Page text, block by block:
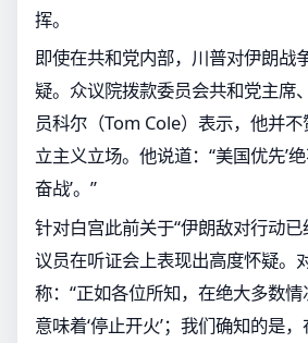
挥。
即使在共和党内部，川普对伊朗战
疑。众议院拨款委员会共和党主席
员科尔（Tom Cole）表示，他并
立主义立场。他说道：“美国优先’
奋战’。”
针对白宫此前关于“伊朗敌对行动
议员在听证会上表现出高度怀疑。
称：“正如各位所知，在绝大多数情
意味着‘停止开火’；我们确知的是